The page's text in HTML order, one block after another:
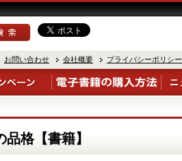
お問い合わせ 会社概要 プライバシーポリシー
格【書籍】